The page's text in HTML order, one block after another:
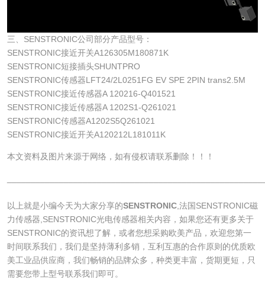
三、SENSTRONIC公司部分产品型号：
SENSTRONIC接近开关A126305M180871K
SENSTRONIC短接插头SHUNTPRO
SENSTRONIC传感器LFT24/2L0251FG EV SPE 2PIN trans2.5M
SENSTRONIC接近传感器A 120216-Q401521
SENSTRONIC接近传感器A 1202S1-Q261021
SENSTRONIC传感器A1202S5Q261021
SENSTRONIC接近开关A120212L181011K
本文资料及图片来源于网络，如有侵权请联系删除！！！
以上就是小编今天为大家分享的SENSTRONIC,法国SENSTRONIC磁
力传感器,SENSTRONIC光电传感器相关内容，如果您还有更多关于
SENSTRONIC的资讯想了解，或者您想采购欧美产品，欢迎您第一
时间联系我们，我们是坚持薄利多销，互利互惠的合作原则的优质欧
美工业品供应商，我们畅销的品牌众多，种类更丰富，货期更短，只
需要您带上型号联系我们即可。